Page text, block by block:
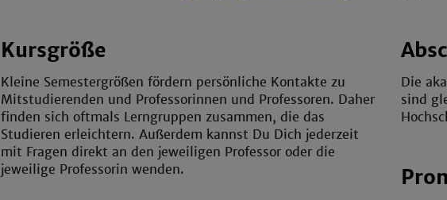
Kursgröße
Kleine Semestergrößen fördern persönliche Kontakte zu
Mitstudierenden und Professorinnen und Professoren. Daher
finden sich oftmals Lerngruppen zusammen, die das
Studieren erleichtern. Außerdem kannst Du Dich jederzeit
mit Fragen direkt an den jeweiligen Professor oder die
jeweilige Professorin wenden.
Die
sind